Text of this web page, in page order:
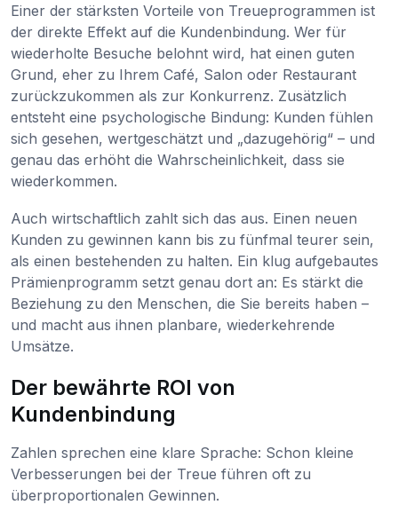
Einer der stärksten Vorteile von Treueprogrammen ist
der direkte Effekt auf die Kundenbindung. Wer für
wiederholte Besuche belohnt wird, hat einen guten
Grund, eher zu Ihrem Café, Salon oder Restaurant
zurückzukommen als zur Konkurrenz. Zusätzlich
entsteht eine psychologische Bindung: Kunden fühlen
sich gesehen, wertgeschätzt und „dazugehörig“ – und
genau das erhöht die Wahrscheinlichkeit, dass sie
wiederkommen.
Auch wirtschaftlich zahlt sich das aus. Einen neuen
Kunden zu gewinnen kann bis zu fünfmal teurer sein,
als einen bestehenden zu halten. Ein klug aufgebautes
Prämienprogramm setzt genau dort an: Es stärkt die
Beziehung zu den Menschen, die Sie bereits haben –
und macht aus ihnen planbare, wiederkehrende
Umsätze.
Der bewährte ROI von
Kundenbindung
Zahlen sprechen eine klare Sprache: Schon kleine
Verbesserungen bei der Treue führen oft zu
überproportionalen Gewinnen.